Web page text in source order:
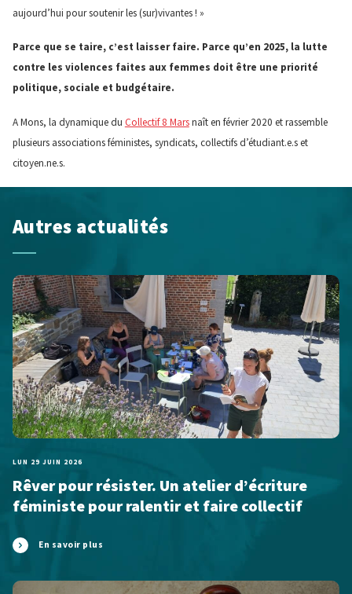
aujourd’hui pour soutenir les (sur)vivantes ! »
Parce que se taire, c’est laisser faire. Parce qu’en 2025, la lutte
contre les violences faites aux femmes doit être une priorité
politique, sociale et budgétaire.
A Mons, la dynamique du Collectif 8 Marsnaît en février 2020 et rassemble
plusieurs associations féministes, syndicats, collectifs d’étudiant.e.s et
citoyen.ne.s.
Autres actualités
LUN 29 JUIN 2026
Rêver pour résister. Un atelier d’écriture
féministe pour ralentir et faire collectif
En savoir plus